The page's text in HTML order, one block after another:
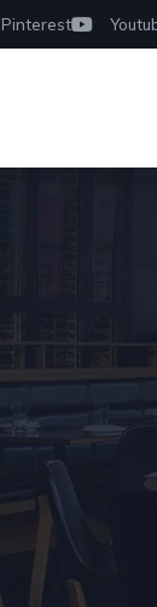
Pinterest